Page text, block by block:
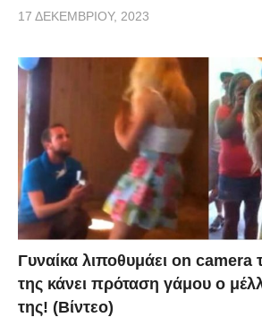
17 ΔΕΚΕΜΒΡΊΟΥ, 2023
Γυναίκα λιποθυμάει on
της κάνει πρόταση γάμου ο
της! (Βίντεο)